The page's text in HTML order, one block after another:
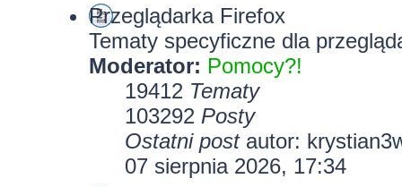
Przeglądarka Firefox
Tematy specyficzne dla
Moderator: Pomocy?!
19412 Tematy
103292 Posty
Ostatni postautor:
07 sierpnia 2026, 17:34